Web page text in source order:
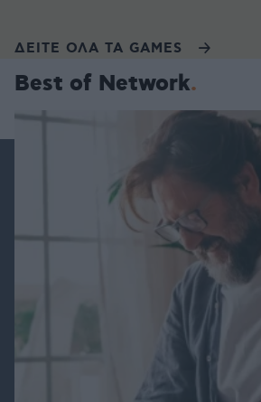
ΔΕΙΤΕ ΟΛΑ ΤΑ GAMES
Best of Network